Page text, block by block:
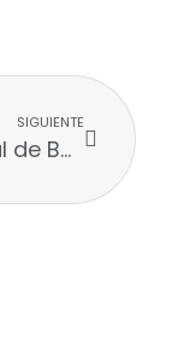
SIGUIENTE
Carnaval de Barranquilla a la Feria de las Flores 2022￼